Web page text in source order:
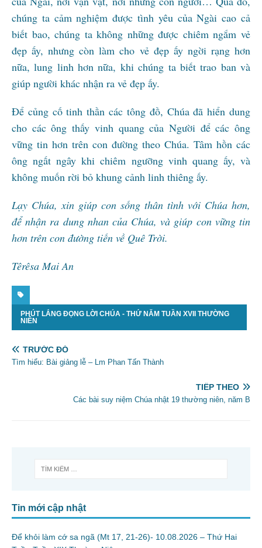
chúng ta cảm nghiệm được tình yêu của Ngài cao cả
biết bao, chúng ta không những được chiêm ngắm vẻ
đẹp ấy, nhưng còn làm cho vẻ đẹp ấy ngời rạng hơn
nữa, lung linh hơn nữa, khi chúng ta biết trao ban và
giúp người khác nhận ra vẻ đẹp ấy.
Để củng cố tinh thần các tông đồ, Chúa đã hiển dung
cho các ông thấy vinh quang của Người để các ông
vững tin hơn trên con đường theo Chúa. Tâm hồn các
ông ngất ngây khi chiêm ngưỡng vinh quang ấy, và
không muốn rời bỏ khung cảnh linh thiêng ấy.
Lạy Chúa, xin giúp con sống thân tình với Chúa hơn,
để nhận ra dung nhan của Chúa, và giúp con vững tin
hơn trên con đường tiến về Quê Trời.
Têrêsa Mai An
PHÚT LẮNG ĐỌNG LỜI CHÚA - THỨ NĂM TUẦN XVII THƯỜNG
NIÊN
TRƯỚC ĐÓ
Tìm hiểu: Bài giảng lễ – Lm Phan Tấn Thành
TIẾP THEO
Các bài suy niệm Chúa nhật 19 thường niên, năm B
Tin mới cập nhật
Để khỏi làm cớ sa ngã (Mt 17, 21-26)- 10.08.2026 – Thứ Hai